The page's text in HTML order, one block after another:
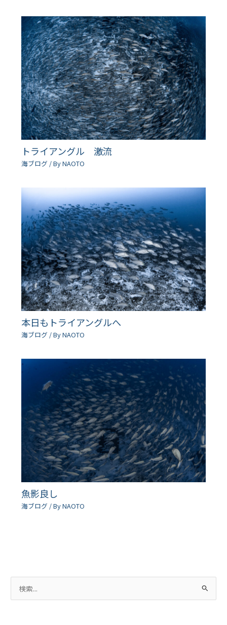
トライアングル 激流
海ブログ / ByNAOTO
本日もトライアングルへ
海ブログ / ByNAOTO
魚影良し
海ブログ / ByNAOTO
索